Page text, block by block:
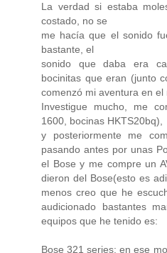
La verdad si estaba
costado, no se
me hacía que el sonido
bastante, el
sonido que daba era
bocinitas que eran (junto
comenzó mi aventura en el
Investigue mucho, me
1600, bocinas HKTS20bq),
y posteriormente me
pasando antes por unas
el Bose y me compre un
dieron del Bose(esto es
menos creo que he
audicionado bastantes
equipos que he tenido es:
Bose 321 series: en ese